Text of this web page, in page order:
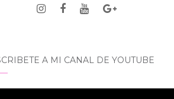
A MI CANAL DE YOUTUBE